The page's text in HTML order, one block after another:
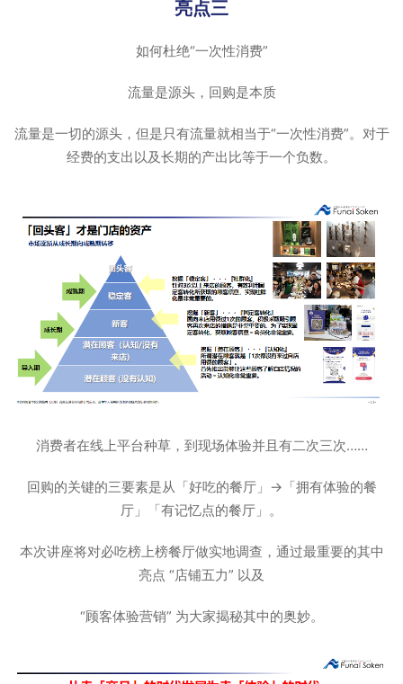
亮点三
如何杜绝“一次性消费”
流量是源头，回购是本质
流量是一切的源头，但是只有流量就相当于“一次性消费”。对于
经费的支出以及长期的产出比等于一个负数。
消费者在线上平台种草，到现场体验并且有二次三次……
回购的关键的三要素是从「好吃的餐厅」→「拥有体验的餐
厅」「有记忆点的餐厅」。
本次讲座将对必吃榜上榜餐厅做实地调查，通过最重要的其中
亮点 “店铺五力” 以及
“顾客体验营销” 为大家揭秘其中的奥妙。